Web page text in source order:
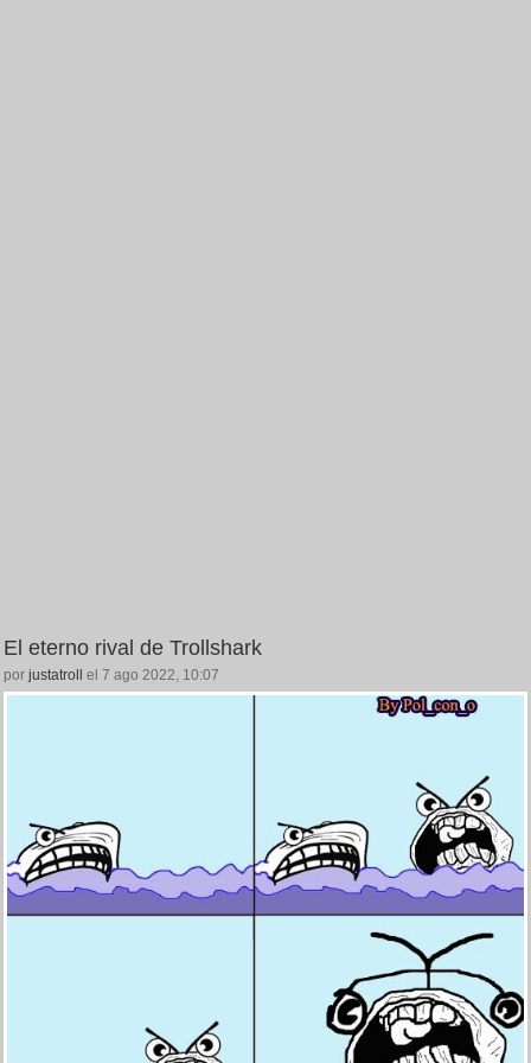
El eterno rival de Trollshark
por justatroll el 7 ago 2022, 10:07